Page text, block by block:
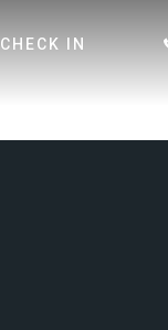
CHECK IN